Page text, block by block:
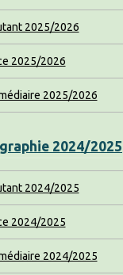
2025/2026
2025/2026
2025/2026
2024/2025
2024/2025
2024/2025
2024/2025